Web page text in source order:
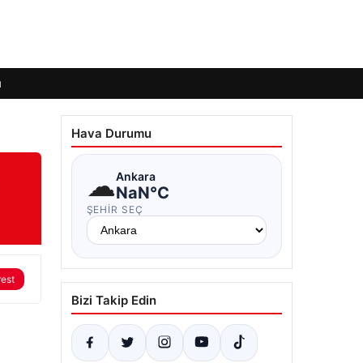
Hava Durumu
☁Ankara
NaN°C
ŞEHIR SEÇ
Bizi Takip Edin